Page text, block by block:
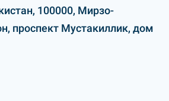
100000, Мирзо-
проспект Мустакиллик, дом